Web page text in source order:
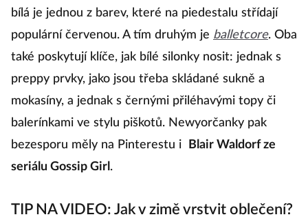
bílá je jednou z barev, které na piedestalu střídají
populární červenou. A tím druhým je balletcore. Oba
také poskytují klíče, jak bílé silonky nosit: jednak s
preppy prvky, jako jsou třeba skládané sukně a
mokasíny, a jednak s černými přiléhavými topy či
balerínkami ve stylu piškotů. Newyorčanky pak
bezesporu měly na Pinterestu i
Blair Waldorf ze
seriálu Gossip Girl .
TIP NA VIDEO: Jak v zimě vrstvit oblečení?